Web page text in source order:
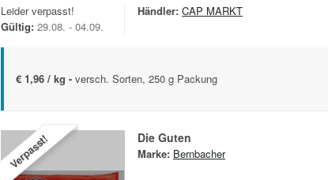
Leider verpasst!
Gültig: 29.08. - 04.09.
Händler: CAP MARKT
€ 1,96 / kg - versch. Sorten, 250 g Packung
Verpasst! Die Guten
Marke: Bernbacher